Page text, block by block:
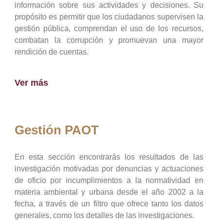
información sobre sus actividades y decisiones. Su
propósito es permitir que los ciudadanos supervisen la
gestión pública, comprendan el uso de los recursos,
combatan la corrupción y promuevan una mayor
rendición de cuentas.
Ver más
Gestión PAOT
En esta sección encontrarás los resultados de las
investigación motivadas por denuncias y actuaciones
de oficio por incumplimientos a la normatividad en
materia ambiental y urbana desde el año 2002 a la
fecha, a través de un filtro que ofrece tanto los datos
generales, como los detalles de las investigaciones.